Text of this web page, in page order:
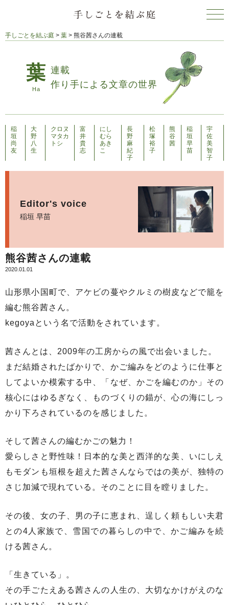
手しごとを結ぶ庭 > 葉 > 熊谷茜さんの連載
連載
作り手による文章の世界
稲
垣
尚
友
大
野
八
生
クロヌ
マタカ
トシ
富
井
貴
志
にし
むら
あき
こ
長
野
麻
紀
子
松
塚
裕
子
熊
谷
茜
稲
垣
早
苗
宇
佐
美
智
子
Editor's voice
稲垣 早苗
熊谷茜さんの連載
2020.01.01
山形県小国町で、アケビの蔓やクルミの樹皮などで籠を
編む熊谷茜さん。
kegoyaという名で活動をされています。
茜さんとは、2009年の工房からの風で出会いました。
まだ結婚されたばかりで、かご編みをどのように仕事と
してよいか模索する中、「なぜ、かごを編むのか」その
核心にはゆるぎなく、ものづくりの錨が、心の海にしっ
かり下ろされているのを感じました。
そして茜さんの編むかごの魅力！
愛らしさと野性味！日本的な美と西洋的な美、いにしえ
もモダンも垣根を超えた茜さんならではの美が、独特の
さじ加減で現れている。そのことに目を瞠りました。
その後、女の子、男の子に恵まれ、逞しく頼もしい夫君
との4人家族で、雪国での暮らしの中で、かご編みを続
ける茜さん。
「生きている」。
その手ごたえある茜さんの人生の、大切なかけがえのな